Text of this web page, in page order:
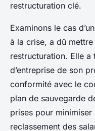
restructuration clé.
Examinons le cas
à la crise, a dû
restructuration. Elle a
d’entreprise de son
conformité avec le
plan de sauvegarde
prises pour
reclassement des